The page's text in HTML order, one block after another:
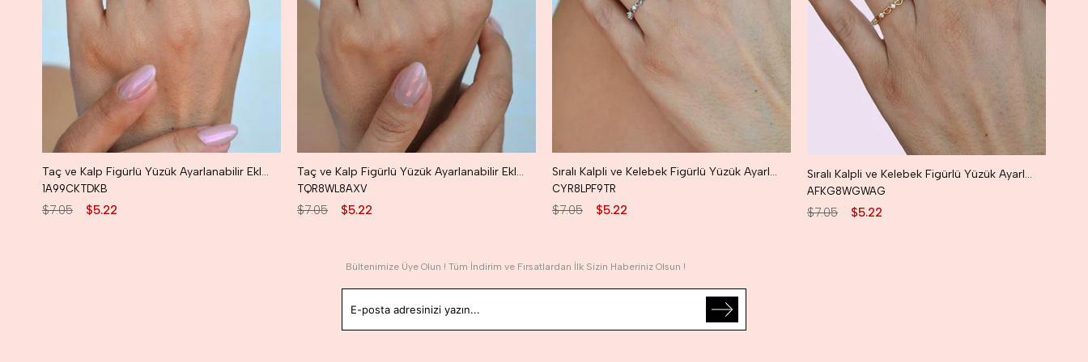
Taç ve Kalp Figürlü Yüzük Ayarlanabilir Eklem Yüzüğü İnce Yüzük Seti Gümüş Renk
1A99CKTDKB
$5.22
$7.05
Taç ve Kalp Figürlü Yüzük Ayarlanabilir Eklem Yüzüğü İnce Yüzük Seti Gold Renk
TQR8WL8AXV
$5.22
$7.05
Sıralı Kalpli ve Kelebek Figürlü Yüzük Ayarlanabilir Eklem Yüzüğü İnce Yüzük Seti Silver Renk
CYR8LPF9TR
$5.22
$7.05
Sıralı Kalpli ve Kelebek Figürlü Yüzük Ayarlanabilir Eklem Yüzüğü İnce Yüzük Seti Gold
AFKG8WGWAG
$5.22
$7.05
Bültenimize Üye Olun ! Tüm İndirim ve Fırsatlardan İlk Sizin Haberiniz Olsun !